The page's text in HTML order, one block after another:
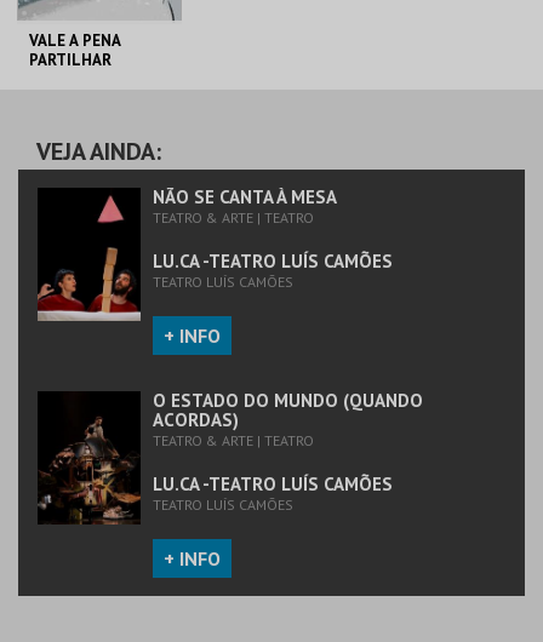
VALE A PENA
PARTILHAR
CAMÕES
MAIS INFO
COMPRAR
VEJA AINDA:
NÃO SE CANTA À MESA
TEATRO & ARTE | TEATRO
LU.CA -TEATRO LUÍS CAMÕES
TEATRO LUÍS CAMÕES
+ INFO
O ESTADO DO MUNDO (QUANDO
ACORDAS)
TEATRO & ARTE | TEATRO
LU.CA -TEATRO LUÍS CAMÕES
TEATRO LUÍS CAMÕES
+ INFO